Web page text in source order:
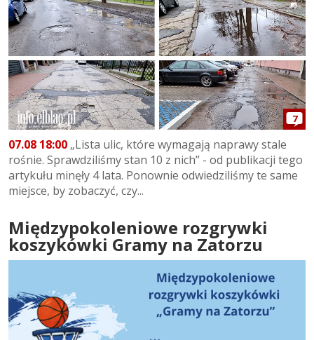
7
07.08 18:00 „Lista ulic, które wymagają naprawy stale
rośnie. Sprawdziliśmy stan 10 z nich” - od publikacji tego
artykułu minęły 4 lata. Ponownie odwiedziliśmy te same
miejsce, by zobaczyć, czy...
Międzypokoleniowe rozgrywki
koszykówki Gramy na Zatorzu